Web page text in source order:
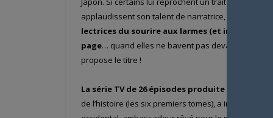
applaudissent son talent de narratrice, capable de
lectrices du sourire aux larmes (et
page… quand elles ne bavent pas devant la
propose le titre !
La série TV de 26 épisodes produite en 2001
de l’histoire (les six premiers tomes), a